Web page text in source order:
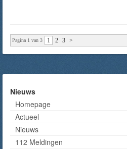
Pagina 1 van 3 1 2 3 >
Nieuws
Homepage
Actueel
Nieuws
112 Meldingen